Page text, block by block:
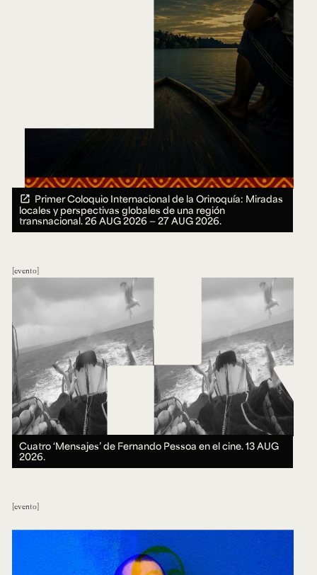
Primer Coloquio Internacional de la Orinoquía: Miradas
locales y perspectivas globales de una región
transnacional.26 AUG 2026 ― 27 AUG 2026.
evento
Cuatro ‘Mensajes’ de Fernando Pessoa en el cine.13 AUG
2026.
evento